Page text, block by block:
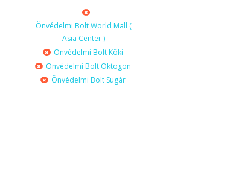
Önvédelmi Bolt World Mall (
Asia Center )
Önvédelmi Bolt Köki
Önvédelmi Bolt Oktogon
Önvédelmi Bolt Sugár